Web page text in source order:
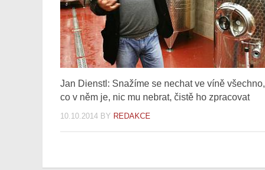
Jan Dienstl: Snažíme se nechat ve víně všechno,
co v něm je, nic mu nebrat, čistě ho zpracovat
10.10.2014 BY REDAKCE